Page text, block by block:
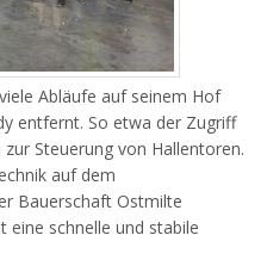
Abläufe auf seinem Hof
entfernt. So etwa der Zugriff
Steuerung von Hallentoren.
auf dem
Bauerschaft Ostmilte
eine schnelle und stabile